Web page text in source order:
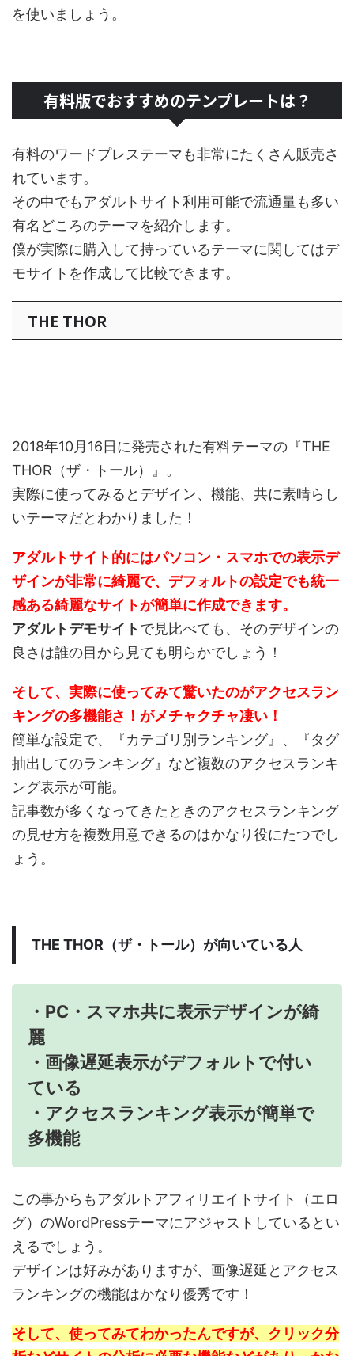
を使いましょう。
有料版でおすすめのテンプレートは？
有料のワードプレステーマも非常にたくさん販売さ
れています。
その中でもアダルトサイト利用可能で流通量も多い
有名どころのテーマを紹介します。
僕が実際に購入して持っているテーマに関してはデ
モサイトを作成して比較できます。
THE THOR
2018年10月16日に発売された有料テーマの『THE
THOR（ザ・トール）』。
実際に使ってみるとデザイン、機能、共に素晴らし
いテーマだとわかりました！
アダルトサイト的にはパソコン・スマホでの表示デ
ザインが非常に綺麗で、デフォルトの設定でも統一
感ある綺麗なサイトが簡単に作成できます。
アダルトデモサイトで見比べても、そのデザインの
良さは誰の目から見ても明らかでしょう！
そして、実際に使ってみて驚いたのがアクセスラン
キングの多機能さ！がメチャクチャ凄い！
簡単な設定で、『カテゴリ別ランキング』、『タグ
抽出してのランキング』など複数のアクセスランキ
ング表示が可能。
記事数が多くなってきたときのアクセスランキング
の見せ方を複数用意できるのはかなり役にたつでし
ょう。
THE THOR（ザ・トール）が向いている人
・PC・スマホ共に表示デザインが綺
麗
・画像遅延表示がデフォルトで付い
ている
・アクセスランキング表示が簡単で
多機能
この事からもアダルトアフィリエイトサイト（エロ
グ）のWordPressテーマにアジャストしているとい
えるでしょう。
デザインは好みがありますが、画像遅延とアクセス
ランキングの機能はかなり優秀です！
そして、使ってみてわかったんですが、クリック分